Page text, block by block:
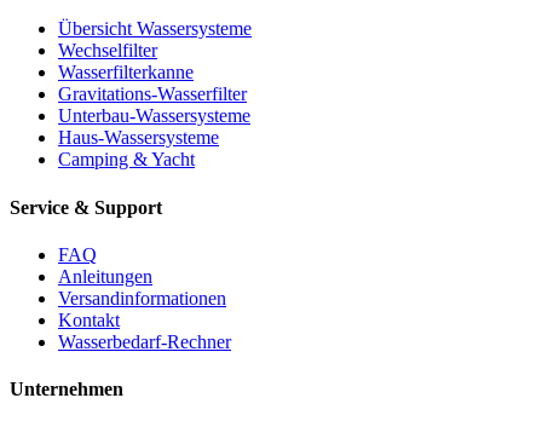
Übersicht Wassersysteme
Wechselfilter
Wasserfilterkanne
Gravitations-Wasserfilter
Unterbau-Wassersysteme
Haus-Wassersysteme
Camping & Yacht
Service & Support
FAQ
Anleitungen
Versandinformationen
Kontakt
Wasserbedarf-Rechner
Unternehmen